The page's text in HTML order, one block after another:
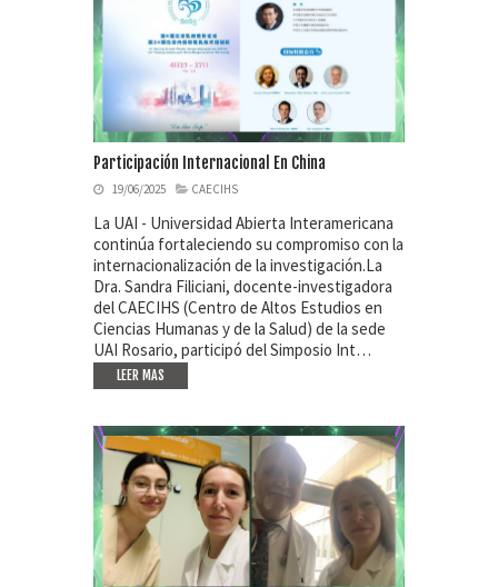
Participación Internacional En China
19/06/2025 CAECIHS
La UAI - Universidad Abierta Interamericana
continúa fortaleciendo su compromiso con la
internacionalización de la investigación.La
Dra. Sandra Filiciani, docente-investigadora
del CAECIHS (Centro de Altos Estudios en
Ciencias Humanas y de la Salud) de la sede
UAI Rosario, participó del Simposio Int…
LEER MAS